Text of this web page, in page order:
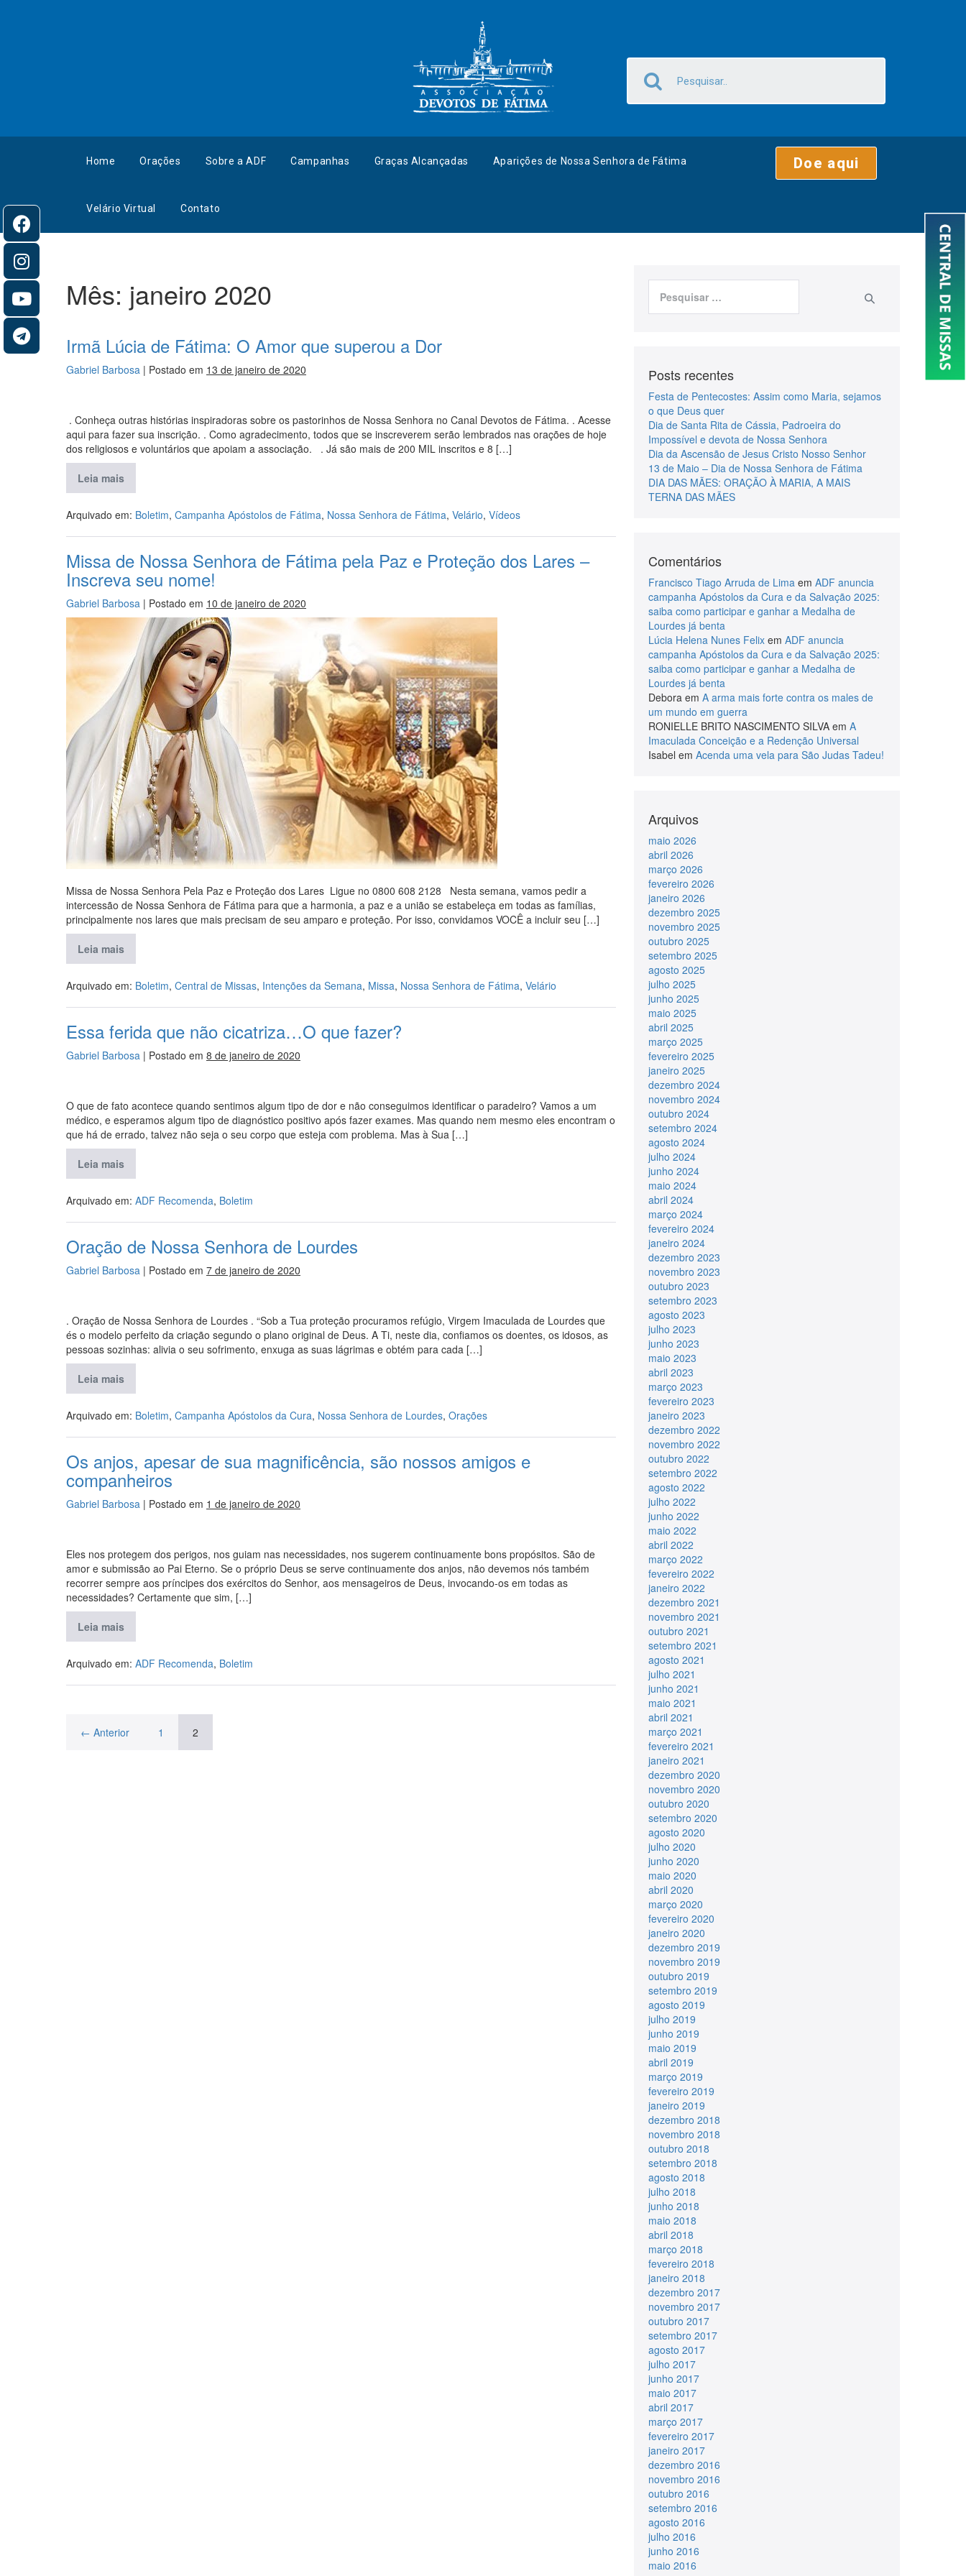
Home Orações Sobre a ADF Campanhas Graças Alcançadas Aparições de Nossa Senhora de Fátima
Velário Virtual Contato
Doe aqui
Mês: janeiro 2020
Irmã Lúcia de Fátima: O Amor que superou a Dor
Gabriel Barbosa | Postado em 13 de janeiro de 2020
. Conheça outras histórias inspiradoras sobre os pastorinhos de Nossa Senhora no Canal Devotos de Fátima. . Acesse
aqui para fazer sua inscrição. . Como agradecimento, todos que se inscreverem serão lembrados nas orações de hoje
dos religiosos e voluntários que apoiam a associação. . Já são mais de 200 MIL inscritos e 8 […]
Leia mais
Arquivado em: Boletim, Campanha Apóstolos de Fátima, Nossa Senhora de Fátima, Velário, Vídeos
Missa de Nossa Senhora de Fátima pela Paz e Proteção dos Lares –
Inscreva seu nome!
Gabriel Barbosa | Postado em 10 de janeiro de 2020
Missa de Nossa Senhora Pela Paz e Proteção dos Lares Ligue no 0800 608 2128 Nesta semana, vamos pedir a
intercessão de Nossa Senhora de Fátima para que a harmonia, a paz e a união se estabeleça em todas as famílias,
principalmente nos lares que mais precisam de seu amparo e proteção. Por isso, convidamos VOCÊ a incluir seu […]
Leia mais
Arquivado em: Boletim, Central de Missas, Intenções da Semana, Missa, Nossa Senhora de Fátima, Velário
Essa ferida que não cicatriza…O que fazer?
Gabriel Barbosa | Postado em 8 de janeiro de 2020
O que de fato acontece quando sentimos algum tipo de dor e não conseguimos identificar o paradeiro? Vamos a um
médico, e esperamos algum tipo de diagnóstico positivo após fazer exames. Mas quando nem mesmo eles encontram o
que há de errado, talvez não seja o seu corpo que esteja com problema. Mas à Sua […]
Leia mais
Arquivado em: ADF Recomenda, Boletim
Oração de Nossa Senhora de Lourdes
Gabriel Barbosa | Postado em 7 de janeiro de 2020
. Oração de Nossa Senhora de Lourdes . “Sob a Tua proteção procuramos refúgio, Virgem Imaculada de Lourdes que
és o modelo perfeito da criação segundo o plano original de Deus. A Ti, neste dia, confiamos os doentes, os idosos, as
pessoas sozinhas: alivia o seu sofrimento, enxuga as suas lágrimas e obtém para cada […]
Leia mais
Arquivado em: Boletim, Campanha Apóstolos da Cura, Nossa Senhora de Lourdes, Orações
Os anjos, apesar de sua magnificência, são nossos amigos e
companheiros
Gabriel Barbosa | Postado em 1 de janeiro de 2020
Eles nos protegem dos perigos, nos guiam nas necessidades, nos sugerem continuamente bons propósitos. São de
amor e submissão ao Pai Eterno. Se o próprio Deus se serve continuamente dos anjos, não devemos nós também
recorrer sempre aos príncipes dos exércitos do Senhor, aos mensageiros de Deus, invocando-os em todas as
necessidades? Certamente que sim, […]
Leia mais
Arquivado em: ADF Recomenda, Boletim
← Anterior 1 2
Posts recentes
Festa de Pentecostes: Assim como Maria, sejamos
o que Deus quer
Dia de Santa Rita de Cássia, Padroeira do
Impossível e devota de Nossa Senhora
Dia da Ascensão de Jesus Cristo Nosso Senhor
13 de Maio – Dia de Nossa Senhora de Fátima
DIA DAS MÃES: ORAÇÃO À MARIA, A MAIS
TERNA DAS MÃES
Comentários
Francisco Tiago Arruda de Limaem ADF anuncia
campanha Apóstolos da Cura e da Salvação 2025:
saiba como participar e ganhar a Medalha de
Lourdes já benta
Lúcia Helena Nunes Felixem ADF anuncia
campanha Apóstolos da Cura e da Salvação 2025:
saiba como participar e ganhar a Medalha de
Lourdes já benta
Deboraem A arma mais forte contra os males de
um mundo em guerra
RONIELLE BRITO NASCIMENTO SILVAem A
Imaculada Conceição e a Redenção Universal
Isabel em Acenda uma vela para São Judas Tadeu!
Arquivos
maio 2026
abril 2026
março 2026
fevereiro 2026
janeiro 2026
dezembro 2025
novembro 2025
outubro 2025
setembro 2025
agosto 2025
julho 2025
junho 2025
maio 2025
abril 2025
março 2025
fevereiro 2025
janeiro 2025
dezembro 2024
novembro 2024
outubro 2024
setembro 2024
agosto 2024
julho 2024
junho 2024
maio 2024
abril 2024
março 2024
fevereiro 2024
janeiro 2024
dezembro 2023
novembro 2023
outubro 2023
setembro 2023
agosto 2023
julho 2023
junho 2023
maio 2023
abril 2023
março 2023
fevereiro 2023
janeiro 2023
dezembro 2022
novembro 2022
outubro 2022
setembro 2022
agosto 2022
julho 2022
junho 2022
maio 2022
abril 2022
março 2022
fevereiro 2022
janeiro 2022
dezembro 2021
novembro 2021
outubro 2021
setembro 2021
agosto 2021
julho 2021
junho 2021
maio 2021
abril 2021
março 2021
fevereiro 2021
janeiro 2021
dezembro 2020
novembro 2020
outubro 2020
setembro 2020
agosto 2020
julho 2020
junho 2020
maio 2020
abril 2020
março 2020
fevereiro 2020
janeiro 2020
dezembro 2019
novembro 2019
outubro 2019
setembro 2019
agosto 2019
julho 2019
junho 2019
maio 2019
abril 2019
março 2019
fevereiro 2019
janeiro 2019
dezembro 2018
novembro 2018
outubro 2018
setembro 2018
agosto 2018
julho 2018
junho 2018
maio 2018
abril 2018
março 2018
fevereiro 2018
janeiro 2018
dezembro 2017
novembro 2017
outubro 2017
setembro 2017
agosto 2017
julho 2017
junho 2017
maio 2017
abril 2017
março 2017
fevereiro 2017
janeiro 2017
dezembro 2016
novembro 2016
outubro 2016
setembro 2016
agosto 2016
julho 2016
junho 2016
maio 2016